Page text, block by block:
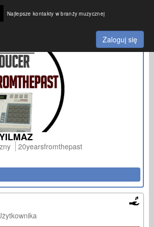
Najlepsze kontakty w branży muzycznej
Zaloguj się
20yearsfromthepast